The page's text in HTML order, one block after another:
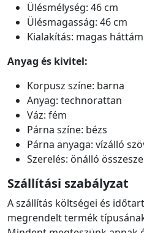
Ülésmélység: 46 cm
Ülésmagasság: 46 cm
Kialakítás: magas
Anyag és kivitel:
Korpusz színe: barna
Anyag: technorattan
Váz: fém
Párna színe: bézs
Párna anyaga: vízálló
Szerelés: önálló
Szállítási szabályzat
A szállítás költségei és
megrendelt termék